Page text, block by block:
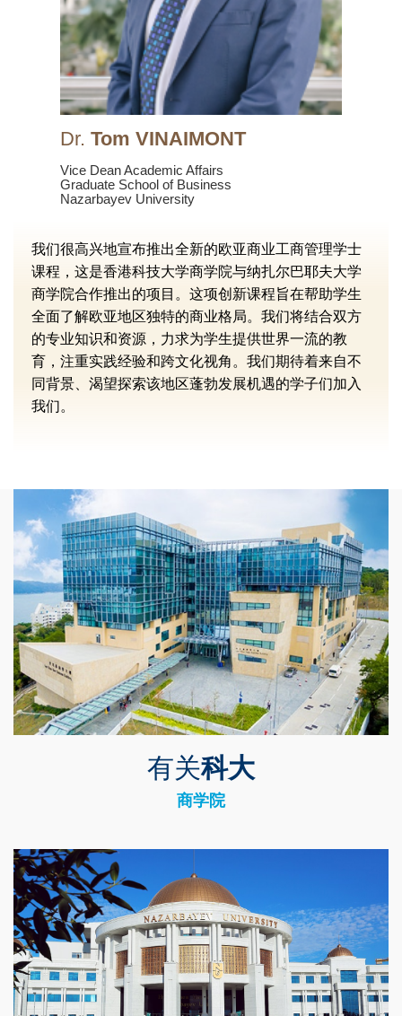
Text
Area
Dr. Tom VINAIMONT
Text
Area
Vice Dean Academic Affairs
Graduate School of Business
Nazarbayev University
Text
Area
我们很高兴地宣布推出全新的欧亚商业工商管理学士
课程，这是香港科技大学商学院与纳扎尔巴耶夫大学
商学院合作推出的项目。这项创新课程旨在帮助学生
全面了解欧亚地区独特的商业格局。我们将结合双方
的专业知识和资源，力求为学生提供世界一流的教
育，注重实践经验和跨文化视角。我们期待着来自不
同背景、渴望探索该地区蓬勃发展机遇的学子们加入
我们。
Column
像
有关科大
商学院
Right
Column
图
像
Image